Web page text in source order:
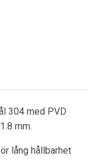
304 med PVD
mm.
lång hållbarhet